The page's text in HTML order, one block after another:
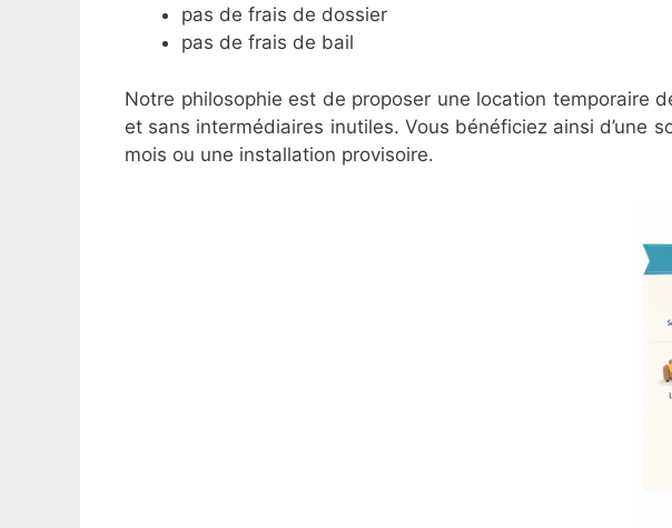
pas de frais de dossier
pas de frais de bail
Notre philosophie est de proposer une location temporaire
et sans intermédiaires inutiles. Vous bénéficiez ainsi d’une
mois ou une installation provisoire.